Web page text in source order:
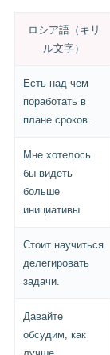
ロシア語（キリ
ル文字）
Есть над чем
поработать в
плане сроков.
Мне хотелось
бы видеть
больше
инициативы.
Стоит научиться
делегировать
задачи.
Давайте
обсудим, как